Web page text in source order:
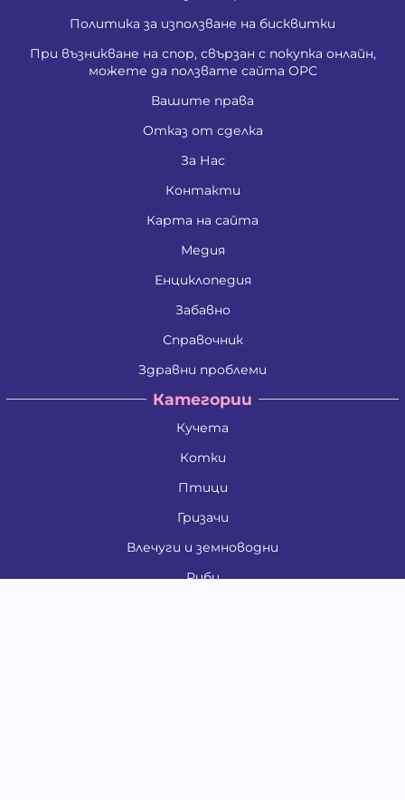
Политика за използване на бисквитки
При възникване на спор, свързан с покупка онлайн,
можете да ползвате сайта ОРС
Вашите права
Отказ от сделка
За Нас
Контакти
Карта на сайта
Медия
Енциклопедия
Забавно
Справочник
Здравни проблеми
Категории
Кучета
Котки
Птици
Гризачи
Влечуги и земноводни
Риби